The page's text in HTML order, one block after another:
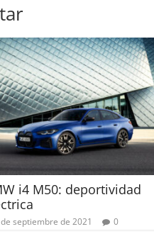
i4 M50: deportividad
septiembre de 2021 0